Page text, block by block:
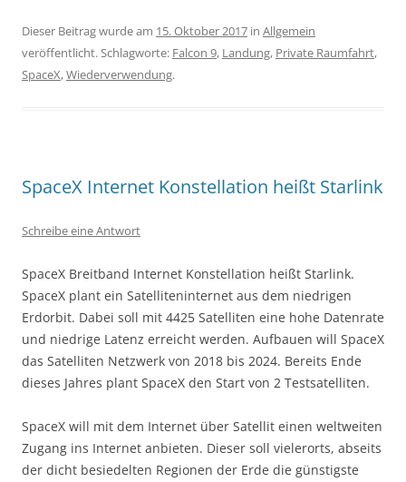
Dieser Beitrag wurde am 15. Oktober 2017 in Allgemein
veröffentlicht. Schlagworte: Falcon 9, Landung, Private Raumfahrt,
SpaceX,Wiederverwendung.
SpaceX Internet Konstellation heißt Starlink
Schreibe eine Antwort
SpaceX Breitband Internet Konstellation heißt Starlink.
SpaceX plant ein Satelliteninternet aus dem niedrigen
Erdorbit. Dabei soll mit 4425 Satelliten eine hohe Datenrate
und niedrige Latenz erreicht werden. Aufbauen will SpaceX
das Satelliten Netzwerk von 2018 bis 2024. Bereits Ende
dieses Jahres plant SpaceX den Start von 2 Testsatelliten.
SpaceX will mit dem Internet über Satellit einen weltweiten
Zugang ins Internet anbieten. Dieser soll vielerorts, abseits
der dicht besiedelten Regionen der Erde die günstigste